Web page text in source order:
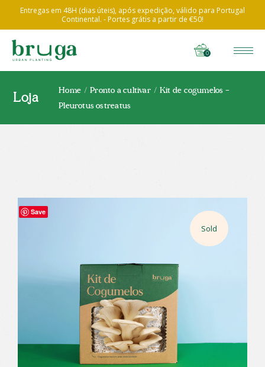
Entregas em 48H (dias úteis), após expedição, válido para Portugal
Continental. - Portes grátis a partir de €50!
0
Loja Home Pronto a cultivar
Kit de cogumelos –
Pleurotus ostreatus
Sold
Save